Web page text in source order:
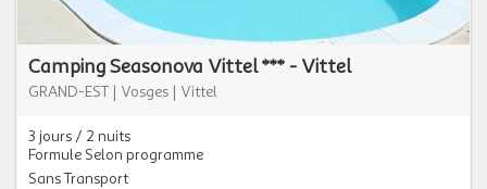
Camping Seasonova Vittel *** - Vittel
GRAND-EST | Vosges | Vittel
3 jours / 2 nuits
Formule Selon programme
Sans Transport